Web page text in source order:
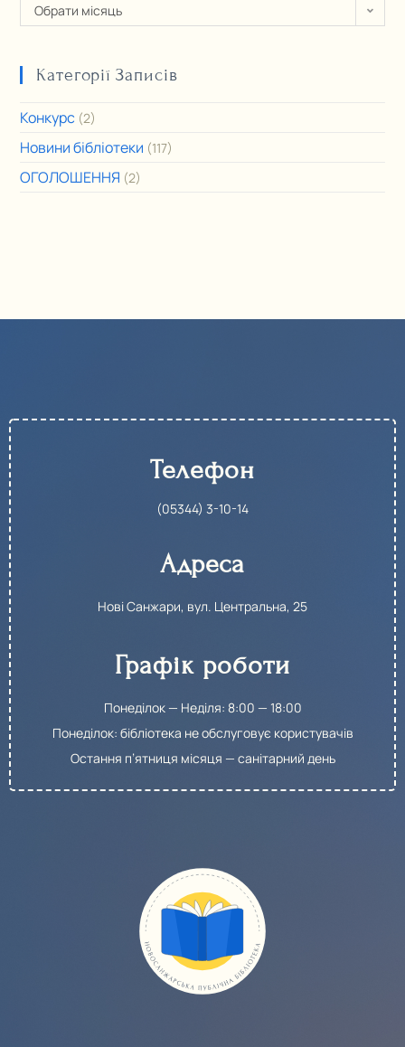
Обрати місяць
Категорії Записів
Конкурс (2)
Новини бібліотеки (117)
ОГОЛОШЕННЯ (2)
Телефон
(05344) 3-10-14​
Адреса
Нові Санжари, вул. Центральна, 25
Графік роботи
Понеділок — Неділя: 8:00 — 18:00
Понеділок: бібліотека не обслуговує користувачів
Остання п’ятниця місяця — санітарний день